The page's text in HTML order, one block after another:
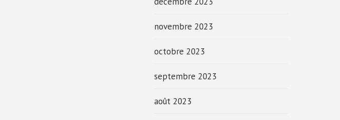
novembre 2023
octobre 2023
septembre 2023
août 2023